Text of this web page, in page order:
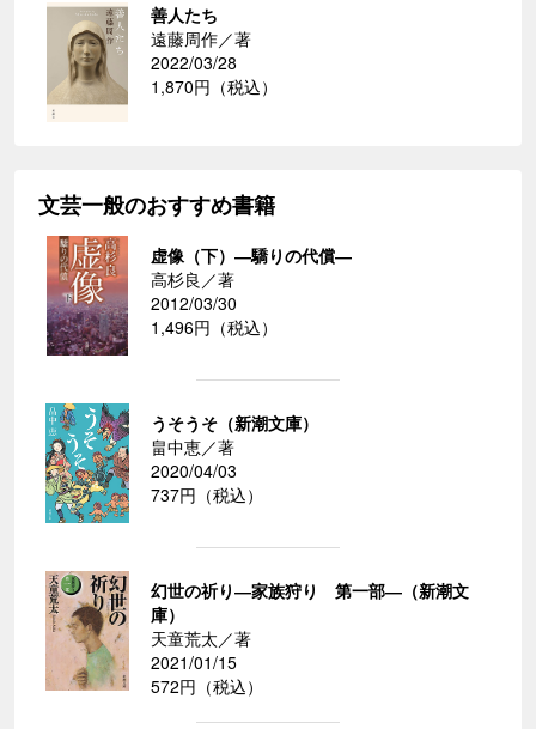
善人たち
遠藤周作／著
2022/03/28
1,870円（税込）
文芸一般のおすすめ書籍
虚像（下）―驕りの代償―
高杉良／著
2012/03/30
1,496円（税込）
うそうそ（新潮文庫）
畠中恵／著
2020/04/03
737円（税込）
幻世の祈り―家族狩り 第一部―（新潮文
庫）
天童荒太／著
2021/01/15
572円（税込）